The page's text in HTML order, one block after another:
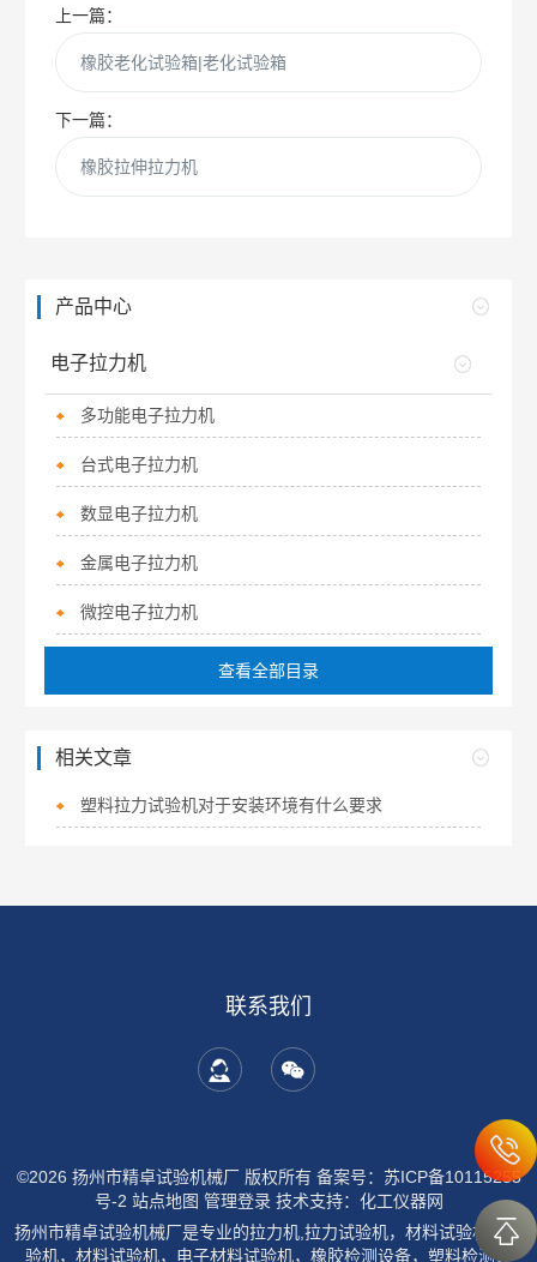
上一篇：
橡胶老化试验箱|老化试验箱
下一篇：
橡胶拉伸拉力机
产品中心
电子拉力机
多功能电子拉力机
台式电子拉力机
数显电子拉力机
金属电子拉力机
微控电子拉力机
查看全部目录
相关文章
塑料拉力试验机对于安装环境有什么要求
联系我们
©2026 扬州市精卓试验机械厂 版权所有 备案号：苏ICP备10115255
号-2 站点地图 管理登录技术支持： 化工仪器网
扬州市精卓试验机械厂是专业的拉力机,拉力试验机，材料试验机，试
验机，材料试验机，电子材料试验机，橡胶检测设备，塑料检测设